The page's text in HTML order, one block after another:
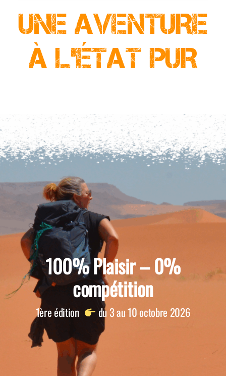
UNE AVENTURE
À L’ÉTAT PUR
100% Plaisir – 0%
compétition
1ère édition du 3 au 10 octobre 2026